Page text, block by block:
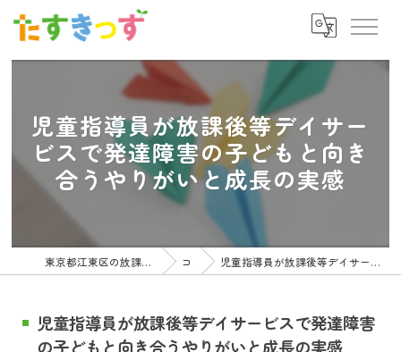
児童指導員が放課後等デイサー
ビスで発達障害の子どもと向き
合うやりがいと成長の実感
東京都江東区の放課後等デイサービスの求人ならたすきっず コラム 児童指導員が放課後等デイサービスで発達障害の子どもと向き合うやりがいと成長の実感
児童指導員が放課後等デイサービスで発達障害
の子どもと向き合うやりがいと成長の実感